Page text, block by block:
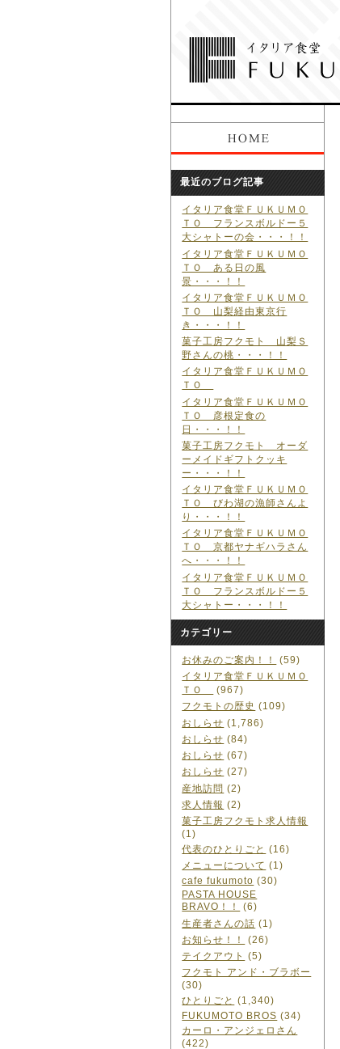
最近のブログ記事
イタリア食堂ＦＵＫＵＭＯ
ＴＯ フランスボルドー５
大シャトーの会・・・！！
イタリア食堂ＦＵＫＵＭＯ
ＴＯ ある日の風
景・・・！！
イタリア食堂ＦＵＫＵＭＯ
ＴＯ 山梨経由東京行
き・・・！！
菓子工房フクモト 山梨Ｓ
野さんの桃・・・！！
イタリア食堂ＦＵＫＵＭＯ
ＴＯ
イタリア食堂ＦＵＫＵＭＯ
ＴＯ 彦根定食の
日・・・！！
菓子工房フクモト オーダ
ーメイドギフトクッキ
ー・・・！！
イタリア食堂ＦＵＫＵＭＯ
ＴＯ びわ湖の漁師さんよ
り・・・！！
イタリア食堂ＦＵＫＵＭＯ
ＴＯ 京都ヤナギハラさん
へ・・・！！
イタリア食堂ＦＵＫＵＭＯ
ＴＯ フランスボルドー５
大シャトー・・・！！
カテゴリー
お休みのご案内！！
(59)
イタリア食堂ＦＵＫＵＭＯ
ＴＯ
(967)
フクモトの歴史 (109)
おしらせ (1,786)
おしらせ (84)
おしらせ (67)
おしらせ (27)
産地訪問 (2)
求人情報 (2)
菓子工房フクモト求人情報
(1)
代表のひとりごと (16)
メニューについて (1)
cafe fukumoto (30)
PASTA HOUSE
BRAVO！！
(6)
生産者さんの話 (1)
お知らせ！！
(26)
テイクアウト (5)
フクモト アンド・ブラボー
(30)
ひとりごと (1,340)
FUKUMOTO BROS (34)
カーロ・アンジェロさん
(422)